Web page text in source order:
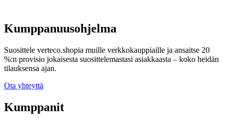
Kumppanuusohjelma
Suosittele verteco.shopia muille verkkokauppiaille ja ansaitse 20
%:n provisio jokaisesta suosittelemastasi asiakkaasta – koko heidän
tilauksensa ajan.
Ota yhteyttä
Kumppanit